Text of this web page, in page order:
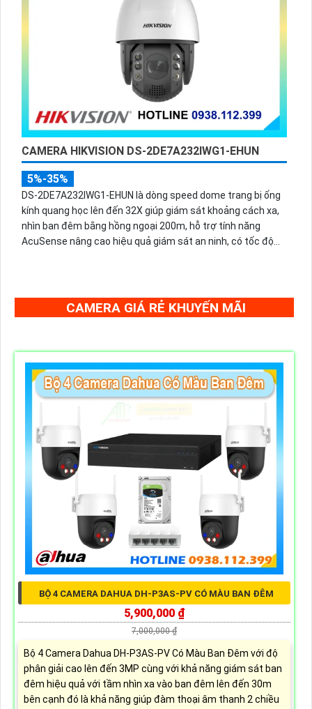
CAMERA HIKVISION DS-2DE7A232IWG1-EHUN
5%-35%
DS-2DE7A232IWG1-EHUN là dòng speed dome trang bị ống
kính quang học lên đến 32X giúp giám sát khoảng cách xa,
nhìn ban đêm bằng hồng ngoại 200m, hỗ trợ tính năng
AcuSense nâng cao hiệu quả giám sát an ninh, có tốc độ
CAMERA GIÁ RẺ KHUYẾN MÃI
BỘ 4 CAMERA DAHUA DH-P3AS-PV CÓ MÀU BAN ĐÊM
5,900,000 ₫
7,000,000 ₫
Bộ 4 Camera Dahua DH-P3AS-PV Có Màu Ban Đêm với độ
phân giải cao lên đến 3MP cùng với khả năng giám sát ban
đêm hiệu quả với tầm nhìn xa vào ban đêm lên đến 30m
bên cạnh đó là khả năng giúp đàm thoại âm thanh 2 chiều